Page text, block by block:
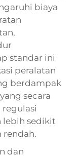
biaya
standar ini
peralatan
berdampak
secara
lebih sedikit
rendah.
dan